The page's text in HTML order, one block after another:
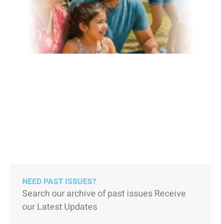
NEED PAST ISSUES?
Search our archive of past issues Receive
our Latest Updates